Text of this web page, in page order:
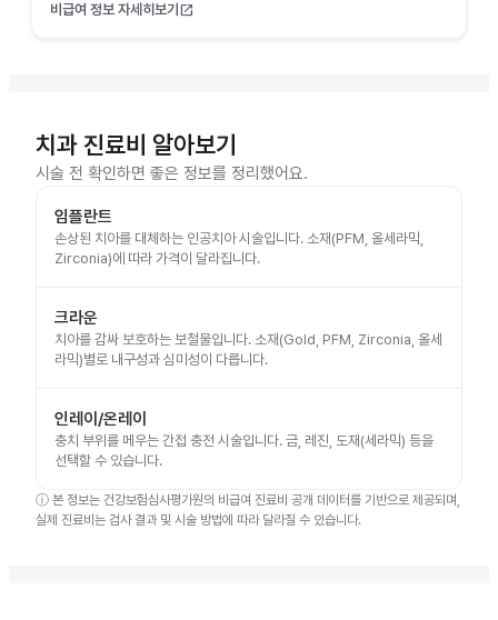
비급여 정보 자세히보기 open_in_new
치과 진료비 알아보기
시술 전 확인하면 좋은 정보를 정리했어요.
임플란트
손상된 치아를 대체하는 인공치아 시술입니다. 소재(PFM, 올세라믹,
Zirconia)에 따라 가격이 달라집니다.
크라운
치아를 감싸 보호하는 보철물입니다. 소재(Gold, PFM, Zirconia, 올세
라믹)별로 내구성과 심미성이 다릅니다.
인레이/온레이
충치 부위를 메우는 간접 충전 시술입니다. 금, 레진, 도재(세라믹) 등을
선택할 수 있습니다.
ⓘ 본 정보는 건강보험심사평가원의 비급여 진료비 공개 데이터를 기반으로 제공되며,
실제 진료비는 검사 결과 및 시술 방법에 따라 달라질 수 있습니다.